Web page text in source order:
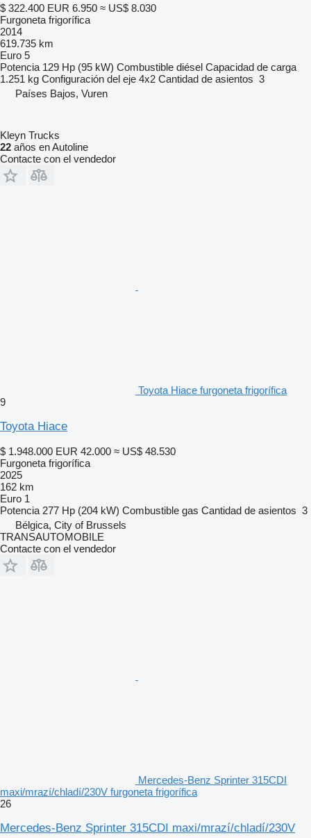
$ 322.400 EUR 6.950 ≈ US$ 8.030
Furgoneta frigorífica
2014
619.735 km
Euro 5
Potencia 129 Hp (95 kW) Combustible diésel Capacidad de carga
1.251 kg Configuración del eje 4x2 Cantidad de asientos 3
Países Bajos, Vuren
Kleyn Trucks
22 años en Autoline
Contacte con el vendedor
Toyota Hiace furgoneta frigorífica
9
Toyota Hiace
$ 1.948.000 EUR 42.000 ≈ US$ 48.530
Furgoneta frigorífica
2025
162 km
Euro 1
Potencia 277 Hp (204 kW) Combustible gas Cantidad de asientos 3
Bélgica, City of Brussels
TRANSAUTOMOBILE
Contacte con el vendedor
Mercedes-Benz Sprinter 315CDI
maxi/mrazí/chladí/230V furgoneta frigorífica
26
Mercedes-Benz Sprinter 315CDI maxi/mrazí/chladí/230V